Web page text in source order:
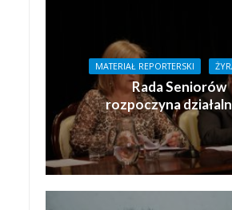
MATERIAŁ REPORTERSKI
Rada Seniorów
rozpoczyna